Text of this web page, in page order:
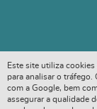
Este site utiliza
para analisar o tráfego.
com a Google, bem
assegurar a qualidade